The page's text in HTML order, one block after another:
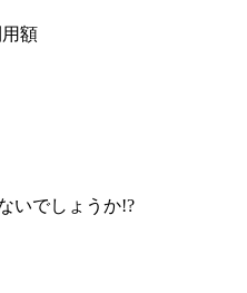
額
いでしょうか!?